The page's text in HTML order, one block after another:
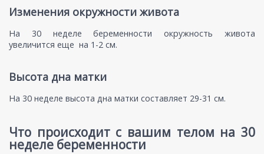
Изменения окружности живота
На 30 неделе беременности окружность живота
увеличится еще на 1-2 см.
Высота дна матки
На 30 неделе высота дна матки составляет 29-31 см.
Что происходит с вашим телом на 30
неделе беременности